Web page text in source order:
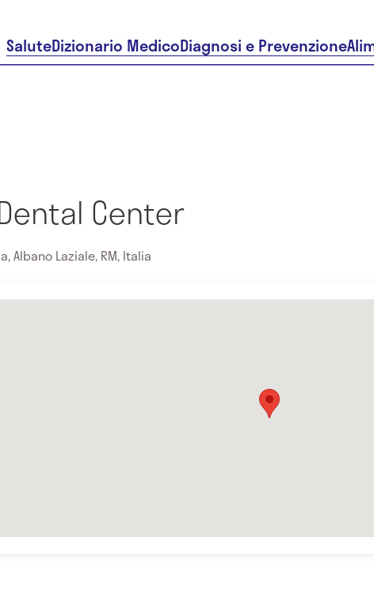
SaluteDizionario MedicoDiagnosi e Prevenzione
Center
Albano Laziale, RM, Italia